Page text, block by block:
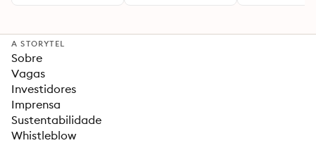
A STORYTEL
Sobre
Vagas
Investidores
Imprensa
Sustentabilidade
Whistleblow